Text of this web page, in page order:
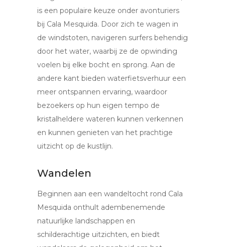
is een populaire keuze onder avonturiers
bij Cala Mesquida. Door zich te wagen in
de windstoten, navigeren surfers behendig
door het water, waarbij ze de opwinding
voelen bij elke bocht en sprong. Aan de
andere kant bieden waterfietsverhuur een
meer ontspannen ervaring, waardoor
bezoekers op hun eigen tempo de
kristalheldere wateren kunnen verkennen
en kunnen genieten van het prachtige
uitzicht op de kustlijn.
Wandelen
Beginnen aan een wandeltocht rond Cala
Mesquida onthult adembenemende
natuurlijke landschappen en
schilderachtige uitzichten, en biedt